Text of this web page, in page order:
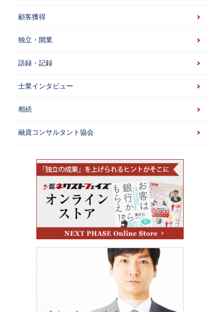
顧客獲得
独立・開業
語録・記録
士業インタビュー
相続
融資コンサルタント協会